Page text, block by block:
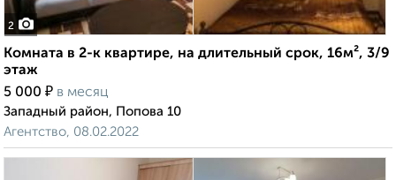
2
Комната в 2-к квартире, на длительный срок, 16м², 3/9
этаж
5 000 ₽ в месяц
Западный район, Попова 10
Агентство, 08.02.2022